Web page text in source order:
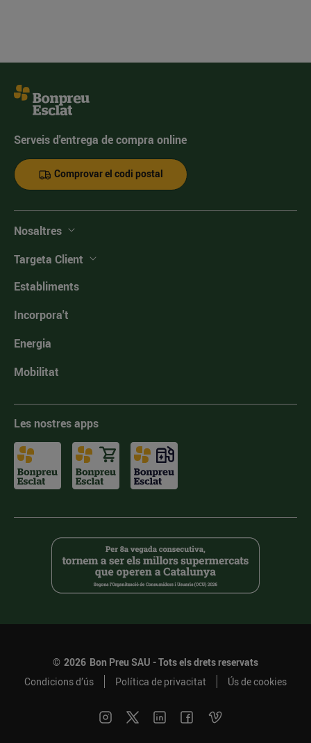
Serveis d'entrega de compra online
Comprovar el codi postal
Nosaltres
Targeta Client
Establiments
Incorpora't
Energia
Mobilitat
Les nostres apps
© 2026 Bon Preu SAU - Tots els drets reservats
Condicions d’ús
Política de privacitat Ús de cookies